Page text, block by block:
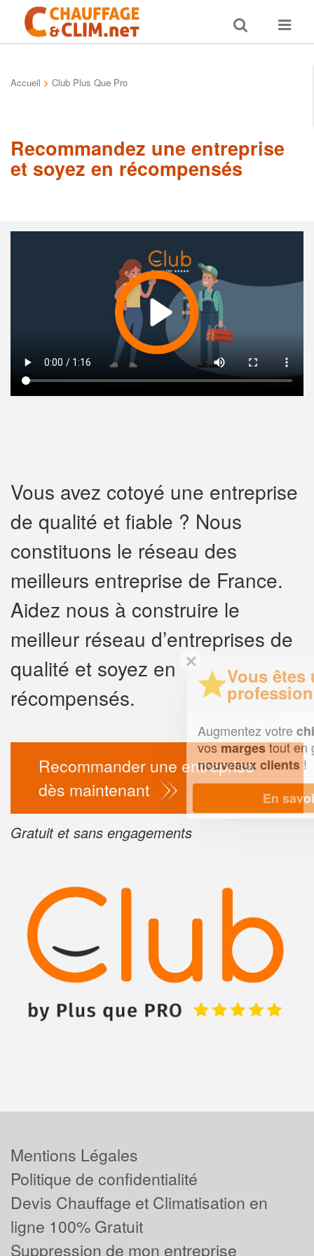
Toggle
search
Toggle
Accueil > Club Plus Que Pro
Recommandez une entreprise
et soyez en récompensés
Vous avez cotoyé une entreprise
de qualité et fiable ? Nous
constituons le réseau des
meilleurs entreprise de France.
Aidez nous à construire le
meilleur réseau d’entreprises de
qualité et soyez en
récompensés.
Recommander une entreprise
dès maintenant
Gratuit et sans engagements
✕
Vous êtes un
professionnel ?
Augmentez votrechiffre d'affaires
vosmargestout en gagnant de
nouveaux clients!
En savoir plus
Mentions Légales
Politique de confidentialité
Devis Chauffage et Climatisation en
ligne 100% Gratuit
Suppression de mon entreprise